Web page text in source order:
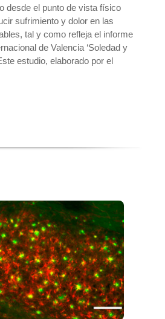
desde el punto de vista físico
sufrimiento y dolor en las
tal y como refleja el informe
de Valencia ‘Soledad y
estudio, elaborado por el